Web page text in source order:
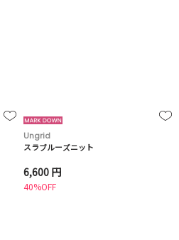
Ungrid
スラブルーズニット
6,600 円
40%OFF